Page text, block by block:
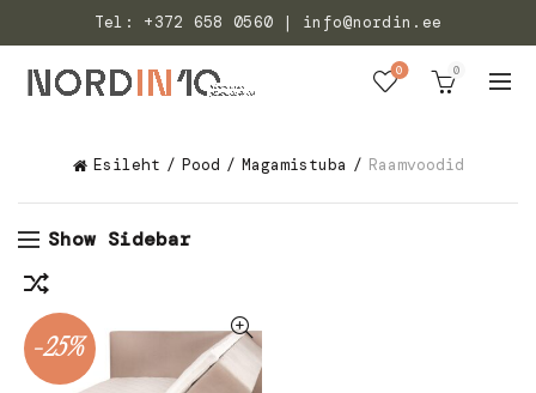
Tel: +372 658 0560 | info@nordin.ee
0 0
Esileht Pood Magamistuba Raamvoodid
Show Sidebar
-25%